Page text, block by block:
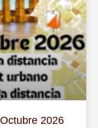
2026